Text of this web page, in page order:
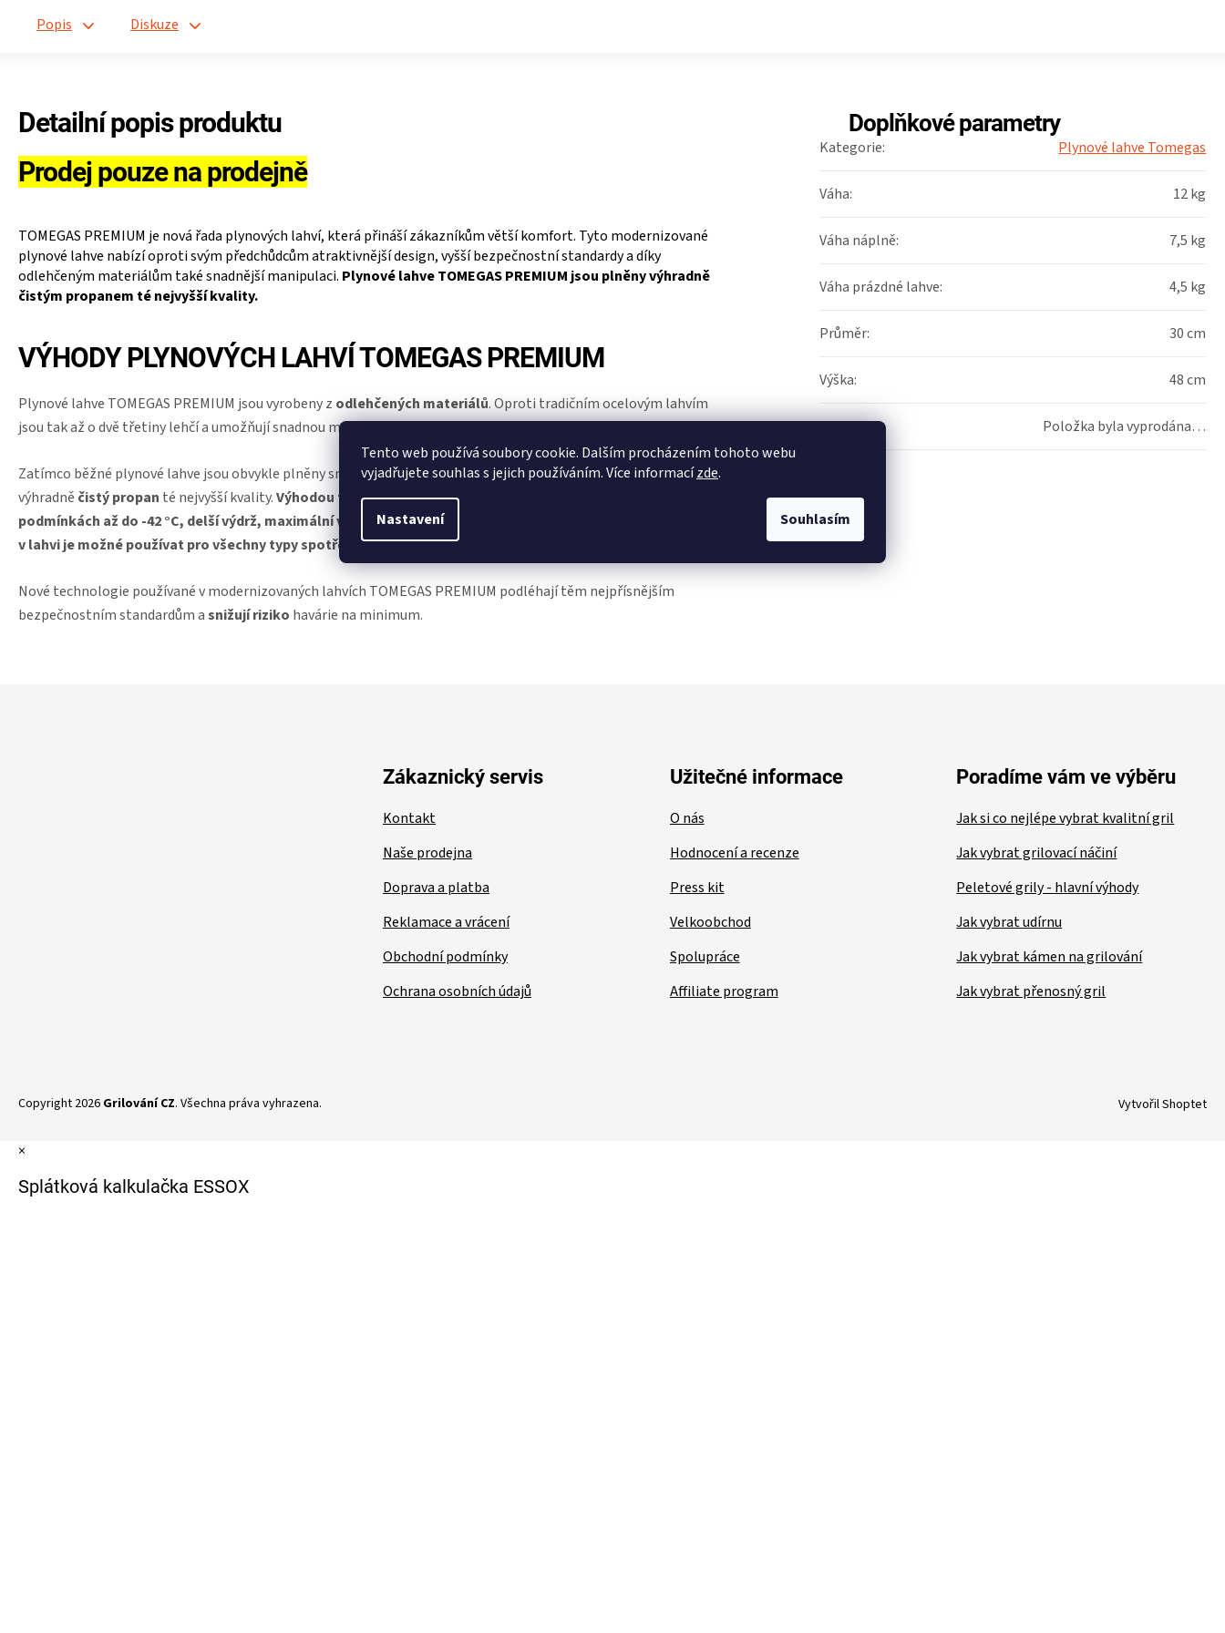
Tento web používá soubory cookie. Dalším procházením tohoto webu
vyjadřujete souhlas s jejich používáním. Více informacízde.
Nastavení Souhlasím
Popis Diskuze
Detailní popis produktu
Prodej pouze na prodejně
TOMEGAS PREMIUM je nová řada plynových lahví, která přináší zákazníkům větší komfort. Tyto modernizované
plynové lahve nabízí oproti svým předchůdcům atraktivnější design, vyšší bezpečnostní standardy a díky
odlehčeným materiálům také snadnější manipulaci. Plynové lahve TOMEGAS PREMIUM jsou plněny výhradně
čistým propanem té nejvyšší kvality.
VÝHODY PLYNOVÝCH LAHVÍ TOMEGAS PREMIUM
Plynové lahve TOMEGAS PREMIUM jsou vyrobeny z odlehčených materiálů. Oproti tradičním ocelovým lahvím
jsou tak až o dvě třetiny lehčí a umožňují snadnou manipulaci.
Zatímco běžné plynové lahve jsou obvykle plněny směsí propanu a butanu, lahve TOMEGAS PREMIUM obsahují
výhradně čistý propan té nejvyšší kvality.Výhodou tohoto čistého propanu je jeho použitelnost i v extrémních
podmínkách až do -42 °C, delší výdrž, maximální výkon a efektivita, čistý plamen bez nečistot. Čistý propan
v lahvi je možné používat pro všechny typy spotřebičů na propan–butan.
Nové technologie používané v modernizovaných lahvích TOMEGAS PREMIUM podléhají těm nejpřísnějším
bezpečnostním standardům asnižují riziko havárie na minimum.
Doplňkové parametry
Kategorie: Plynové lahve Tomegas
Váha: 12 kg
Váha náplně: 7,5 kg
Váha prázdné lahve: 4,5 kg
Průměr: 30 cm
Výška: 48 cm
Položka byla vyprodána…
Zákaznický servis
Kontakt
Naše prodejna
Doprava a platba
Reklamace a vrácení
Obchodní podmínky
Ochrana osobních údajů
Užitečné informace
O nás
Hodnocení a recenze
Press kit
Velkoobchod
Spolupráce
Affiliate program
Poradíme vám ve výběru
Jak si co nejlépe vybrat kvalitní gril
Jak vybrat grilovací náčiní
Peletové grily - hlavní výhody
Jak vybrat udírnu
Jak vybrat kámen na grilování
Jak vybrat přenosný gril
Vytvořil Shoptet
Copyright 2026 Grilování CZ. Všechna práva vyhrazena.
×
Splátková kalkulačka ESSOX